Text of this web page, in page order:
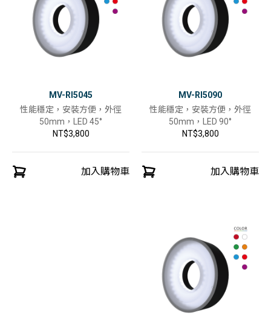
MV-RI5045
性能穩定，安裝方便，外徑
50mm，LED 45°
NT$3,800
加入購物車
MV-RI5090
性能穩定，安裝方便，外徑
50mm，LED 90°
NT$3,800
加入購物車